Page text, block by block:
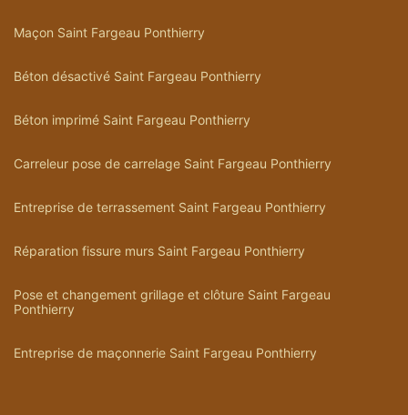
Maçon Saint Fargeau Ponthierry
Béton désactivé Saint Fargeau Ponthierry
Béton imprimé Saint Fargeau Ponthierry
Carreleur pose de carrelage Saint Fargeau Ponthierry
Entreprise de terrassement Saint Fargeau Ponthierry
Réparation fissure murs Saint Fargeau Ponthierry
Pose et changement grillage et clôture Saint Fargeau
Ponthierry
Entreprise de maçonnerie Saint Fargeau Ponthierry